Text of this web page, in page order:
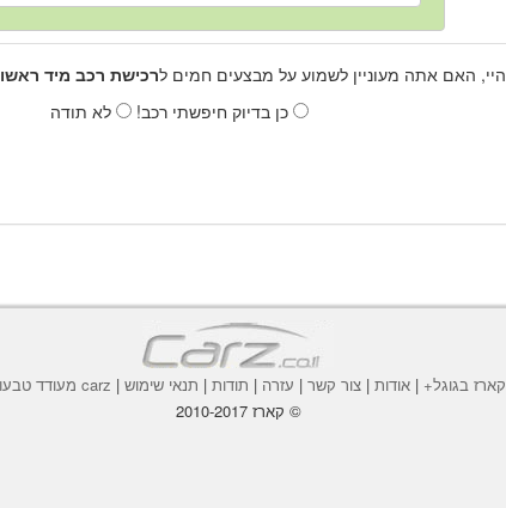
היי, האם אתה מעוניין לשמוע על מבצעים חמים לרכישת רכב מיד
כן בדיוק חיפשתי רכב!
לא תודה
קארז בגוגל+ | אודות | צור קשר | עזרה | תודות | תנאי שימוש | carz מעודד טבעונות
© קארז 2010-2017